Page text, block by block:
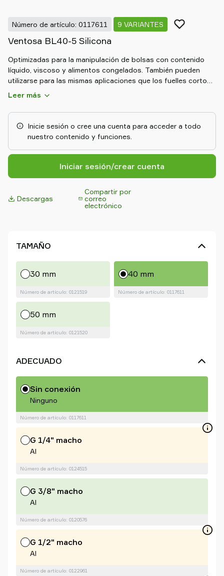
Número de artículo: 0117611 9 VARIANTES
Ventosa BL40-5 Silicona
Optimizadas para la manipulación de bolsas con contenido
líquido, viscoso y alimentos congelados. También pueden
utilizarse para las mismas aplicaciones que los fuelles cortos,
pero estas pueden hacer frente a mayores diferencias de
adecuadas para su uso con altos niveles de vacío. Pueden
equiparse con anillos de refuerzo de poliamida para aumentar
la estabilidad.
Leer más
Inicie sesión o cree una cuenta para acceder a todo
nuestro contenido y funciones.
Iniciar sesión/crear cuenta
Descargas
Compartir por
correo
electrónico
TAMAÑO
30 mm
Número de artículo: 0121519
40 mm
Número de artículo: 0117611
50 mm
Número de artículo: 0121520
ADECUADO
Sin conexión
Ninguno
Número de artículo: 0117611
G 1/4" macho
Al
Número de artículo: 0124515
G 3/8" macho
Al
Número de artículo: 0120576
G 1/2" macho
Al
Número de artículo: 0122961